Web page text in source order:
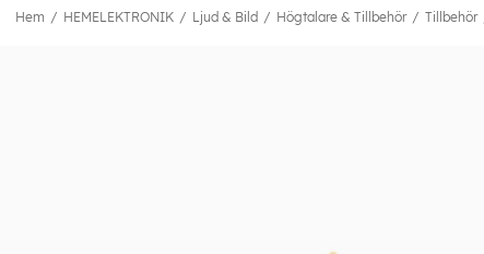
Hem HEMELEKTRONIK Ljud & Bild Högtalare & Tillbehör Tillbehör